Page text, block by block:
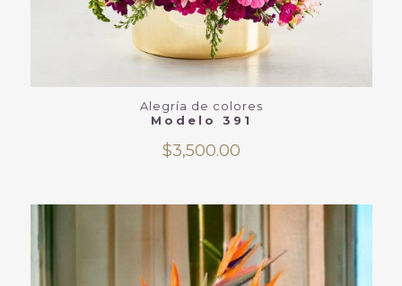
Alegría de colores
Modelo 391
$3,500.00